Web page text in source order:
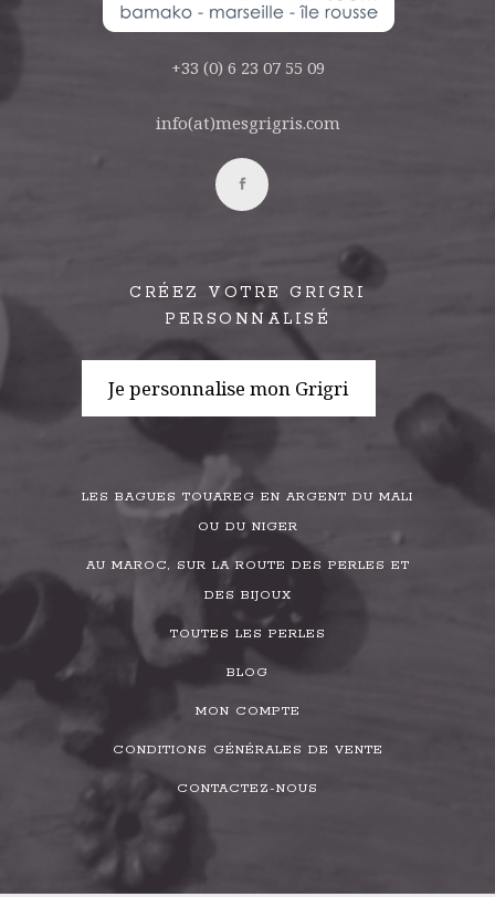
+33 (0) 6 23 07 55 09
info(at)mesgrigris.com
CRÉEZ VOTRE GRIGRI
PERSONNALISÉ
Je personnalise mon Grigri
LES BAGUES TOUAREG EN ARGENT DU MALI
OU DU NIGER
AU MAROC, SUR LA ROUTE DES PERLES ET
DES BIJOUX
TOUTES LES PERLES
BLOG
MON COMPTE
CONDITIONS GÉNÉRALES DE VENTE
CONTACTEZ-NOUS